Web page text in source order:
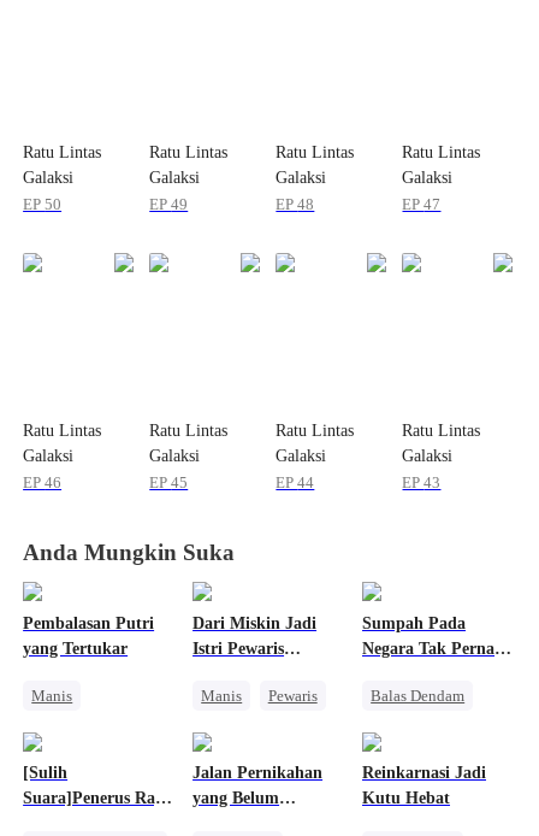
Ratu Lintas
Galaksi
EP50
Ratu Lintas
Galaksi
EP49
Ratu Lintas
Galaksi
EP48
Ratu Lintas
Galaksi
EP47
Ratu Lintas
Galaksi
EP46
Ratu Lintas
Galaksi
EP45
Ratu Lintas
Galaksi
EP44
Ratu Lintas
Galaksi
EP43
Anda Mungkin Suka
Pembalasan Putri
yang Tertukar
Manis
Dari Miskin Jadi
Istri Pewaris
Manis
Pewaris
Dewasa Muda
Sumpah Pada
Negara Tak Pernah
Balas Dendam
[Sulih
Suara]Penerus Raja
Jalan Pernikahan
yang Belum
Reinkarnasi Jadi
Kutu Hebat